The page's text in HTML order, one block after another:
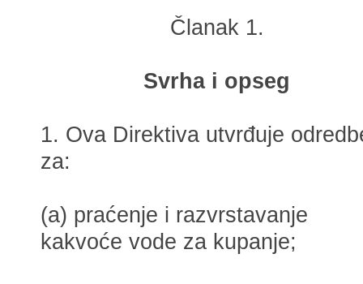
Članak 1.
Svrha i opseg
1. Ova Direktiva utvrđuje
za:
(a) praćenje i razvrstavanje
kakvoće vode za kupanje;